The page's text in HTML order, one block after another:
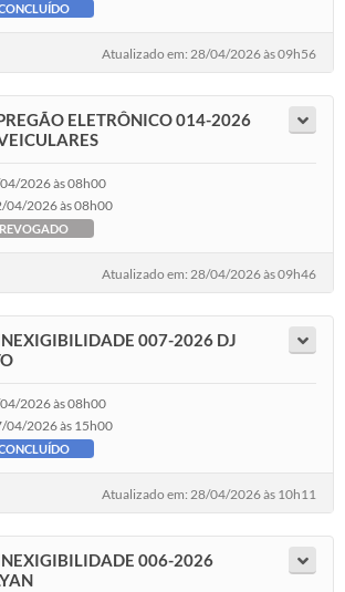
Atualizado em: 28/04/2026 às 09h56
ELETRÔNICO 014-2026
2026 às 08h00
04/2026 às 08h00
REVOGADO
Atualizado em: 28/04/2026 às 09h46
007-2026 DJ
2026 às 08h00
04/2026 às 15h00
Atualizado em: 28/04/2026 às 10h11
006-2026